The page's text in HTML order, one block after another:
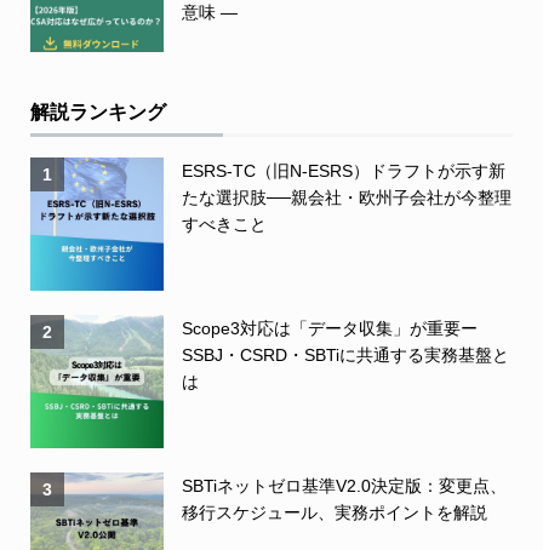
意味 ―
解説ランキング
1
ESRS-TC（旧N-ESRS）ドラフトが示す新
たな選択肢──親会社・欧州子会社が今整理
すべきこと
2
Scope3対応は「データ収集」が重要ー
SSBJ・CSRD・SBTiに共通する実務基盤と
は
3
SBTiネットゼロ基準V2.0決定版：変更点、
移行スケジュール、実務ポイントを解説